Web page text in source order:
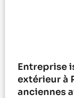
Entreprise
extérieur à
anciennes